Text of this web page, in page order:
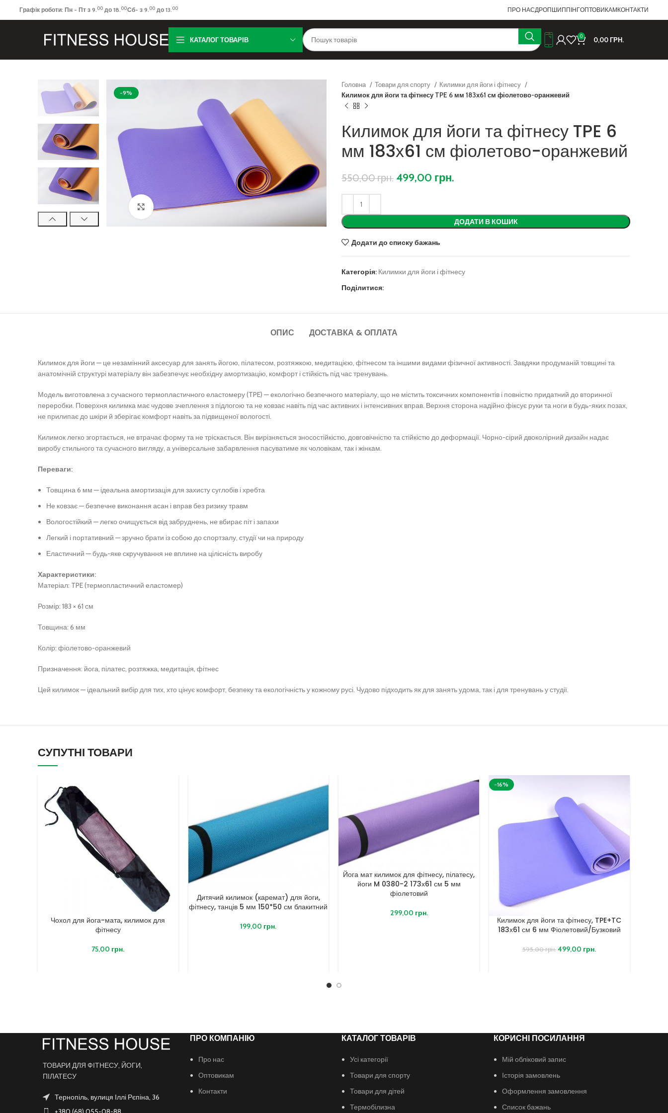
Графік роботи: Пн - Пт з 9.00до 18.00Сб- з 9.00до 13.00 ПРО НАСДРОПШИППІНГОПТОВИКАМКОНТАКТИ
КАТАЛОГ ТОВАРІВ 0 0,00ГРН.
-9%
Клацніть, щоб збільшити
Головна Товари для спорту
Килимки для йоги і фітнесу
Килимок для йоги та фітнесу TPE 6 мм 183х61 см фіолетово-оранжевий
Килимок для йоги та фітнесу TPE 6
мм 183х61 см фіолетово-оранжевий
550,00грн. 499,00 грн.
ДОДАТИ В КОШИК
Додати до списку бажань
Категорія: Килимки для йоги і фітнесу
Поділитися:
ОПИС ДОСТАВКА & ОПЛАТА
Килимок для йоги — це незамінний аксесуар для занять йогою, пілатесом, розтяжкою, медитацією, фітнесом та іншими видами фізичної активності. Завдяки продуманій товщині та
анатомічній структурі матеріалу він забезпечує необхідну амортизацію, комфорт і стійкість під час тренувань.
Модель виготовлена з сучасного термопластичного еластомеру (TPE) — екологічно безпечного матеріалу, що не містить токсичних компонентів і повністю придатний до вторинної
переробки. Поверхня килимка має чудове зчеплення з підлогою та не ковзає навіть під час активних і інтенсивних вправ. Верхня сторона надійно фіксує руки та ноги в будь-яких позах,
не прилипає до шкіри й зберігає комфорт навіть за підвищеної вологості.
Килимок легко згортається, не втрачає форму та не тріскається. Він вирізняється зносостійкістю, довговічністю та стійкістю до деформації. Чорно-сірий двоколірний дизайн надає
виробу стильного та сучасного вигляду, а універсальне забарвлення пасуватиме як чоловікам, так і жінкам.
Переваги:
Товщина 6 мм — ідеальна амортизація для захисту суглобів і хребта
Не ковзає — безпечне виконання асан і вправ без ризику травм
Вологостійкий — легко очищується від забруднень, не вбирає піт і запахи
Легкий і портативний — зручно брати із собою до спортзалу, студії чи на природу
Еластичний — будь-яке скручування не вплине на цілісність виробу
Характеристики:
Матеріал: TPE (термопластичний еластомер)
Розмір: 183 × 61 см
Товщина: 6 мм
Колір: фіолетово-оранжевий
Призначення: йога, пілатес, розтяжка, медитація, фітнес
Цей килимок — ідеальний вибір для тих, хто цінує комфорт, безпеку та екологічність у кожному русі. Чудово підходить як для занять удома, так і для тренувань у студії.
СУПУТНІ ТОВАРИ
Чохол для йога-мата, килимок для
фітнесу
75,00 грн.
Дитячий килимок (каремат) для йоги,
фітнесу, танців 5 мм 150*50 см блакитний
199,00 грн.
Йога мат килимок для фітнесу, пілатесу,
йоги M 0380-2 173х61 см 5 мм
фіолетовий
299,00 грн.
-16%
Килимок для йоги та фітнесу, TPE+TC
183х61 см 6 мм Фіолетовий/Бузковий
595,00грн. 499,00 грн.
ТОВАРИ ДЛЯ ФІТНЕСУ, ЙОГИ,
ПІЛАТЕСУ
Тернопіль, вулиця Іллі Рєпіна, 36
ПРО КОМПАНІЮ
Про нас
Оптовикам
Контакти
КАТАЛОГ ТОВАРІВ
Усі категорії
Товари для спорту
Товари для дітей
Термобілизна
КОРИСНІ ПОСИЛАННЯ
Мій обліковий запис
Історія замовлень
Оформлення замовлення
Список бажань